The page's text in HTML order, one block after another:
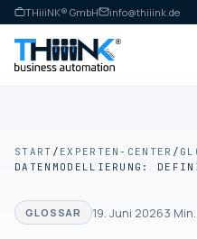
THiiiNK® GmbH info@thiiink.de
START / EXPERTEN-CENTER /
GLOSSAR 19. Juni 20263